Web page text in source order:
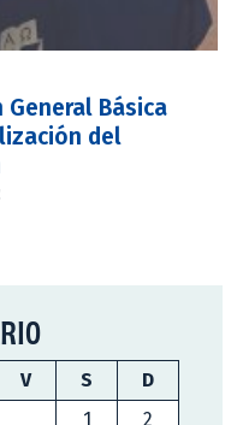
General Básica
del
V S
D
1
2